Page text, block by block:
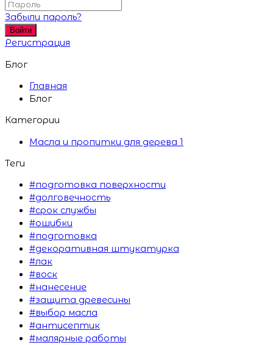
Забыли пароль?
Войти
Регистрация
Блог
Главная
Блог
Категории
Масла и пропитки для дерева 1
Теги
#подготовка поверхности
#долговечность
#срок службы
#ошибки
#подготовка
#декоративная штукатурка
#лак
#воск
#нанесение
#защита древесины
#выбор масла
#антисептик
#малярные работы